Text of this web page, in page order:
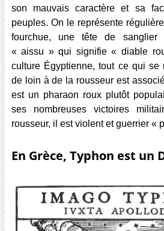
son mauvais caractère et sa
peuples. On le représente
fourchue, une tête de
« aissu » qui signifie « diable
culture Égyptienne, tout ce qui se
de loin à de la rousseur est
est un pharaon roux plutôt
ses nombreuses victoires
rousseur, il est violent et guerrier «
En Grèce, Typhon est un